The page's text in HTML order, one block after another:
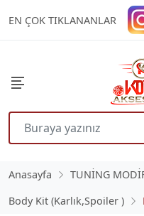
EN ÇOK TIKLANANLAR
Anasayfa
TUNİNG
Body Kit (Karlık,Spoiler )